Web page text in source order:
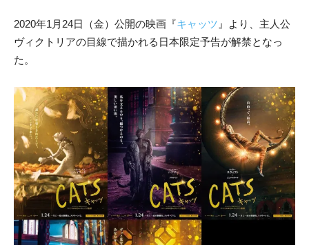
2020年1月24日（金）公開の映画『キャッツ 』より、主人公
ヴィクトリアの目線で描かれる日本限定予告が解禁となっ
た。